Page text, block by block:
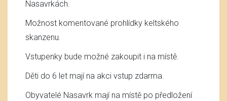
Nasavrkách.
Možnost komentované prohlídky keltského
skanzenu.
Vstupenky bude možné zakoupit i na místě.
Děti do 6 let mají na akci vstup zdarma.
Obyvatelé Nasavrk mají na místě po předložení